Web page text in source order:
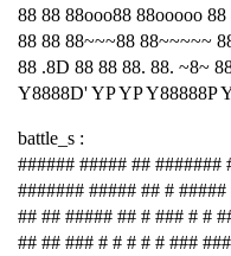
88 88 88ooo88 88ooooo
88 88 88~~~88 88~~~~~
88 .8D 88 88 88. 88. ~8~
Y8888D' YP YP Y88888P
battle_s :
###### ##### ## #######
####### ##### ## #
## ## ##### ## # ### # #
## ## ### # # # # # ###